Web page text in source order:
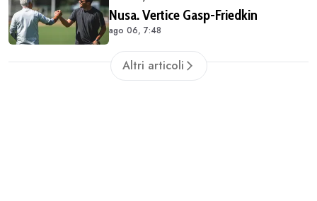
Nusa. Vertice Gasp-Friedkin
ago 06, 7:48
Altri articoli